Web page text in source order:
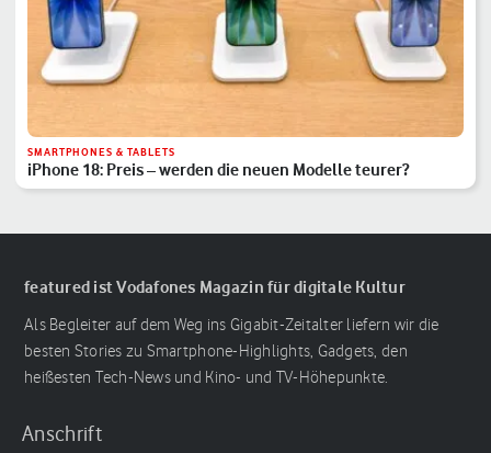
SMARTPHONES & TABLETS
iPhone 18: Preis – werden die neuen Modelle teurer?
featured ist Vodafones Magazin für digitale Kultur
Als Begleiter auf dem Weg ins Gigabit-Zeitalter liefern wir die
besten Stories zu Smartphone-Highlights, Gadgets, den
heißesten Tech-News und Kino- und TV-Höhepunkte.
Anschrift